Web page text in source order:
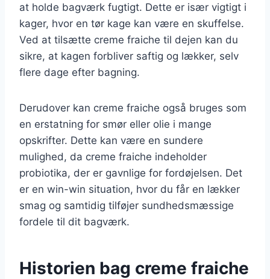
at holde bagværk fugtigt. Dette er især vigtigt i
kager, hvor en tør kage kan være en skuffelse.
Ved at tilsætte creme fraiche til dejen kan du
sikre, at kagen forbliver saftig og lækker, selv
flere dage efter bagning.
Derudover kan creme fraiche også bruges som
en erstatning for smør eller olie i mange
opskrifter. Dette kan være en sundere
mulighed, da creme fraiche indeholder
probiotika, der er gavnlige for fordøjelsen. Det
er en win-win situation, hvor du får en lækker
smag og samtidig tilføjer sundhedsmæssige
fordele til dit bagværk.
Historien bag creme fraiche